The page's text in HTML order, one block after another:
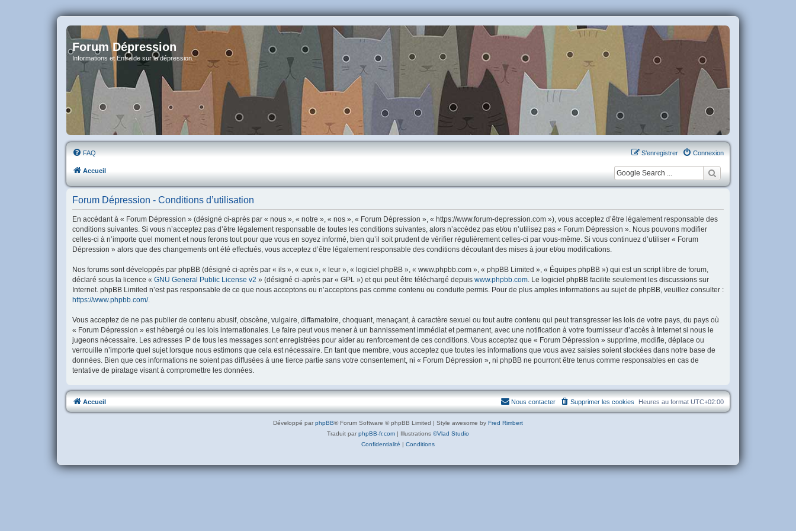
Forum Dépression
Informations et Entraide sur la dépression.
FAQ Connexion
S’enregistrer
Accueil
Forum Dépression - Conditions d’utilisation
En accédant à « Forum Dépression » (désigné ci-après par « nous », « notre », « nos », « Forum Dépression », « https://www.forum-depression.com »), vous acceptez d’être légalement responsable des
conditions suivantes. Si vous n’acceptez pas d’être légalement responsable de toutes les conditions suivantes, alors n’accédez pas et/ou n’utilisez pas « Forum Dépression ». Nous pouvons modifier
celles-ci à n’importe quel moment et nous ferons tout pour que vous en soyez informé, bien qu’il soit prudent de vérifier régulièrement celles-ci par vous-même. Si vous continuez d’utiliser « Forum
Dépression » alors que des changements ont été effectués, vous acceptez d’être légalement responsable des conditions découlant des mises à jour et/ou modifications.
Nos forums sont développés par phpBB (désigné ci-après par « ils », « eux », « leur », « logiciel phpBB », « www.phpbb.com », « phpBB Limited », « Équipes phpBB ») qui est un script libre de forum,
déclaré sous la licence « GNU General Public License v2 » (désigné ci-après par « GPL ») et qui peut être téléchargé depuis www.phpbb.com. Le logiciel phpBB facilite seulement les discussions sur
Internet. phpBB Limited n’est pas responsable de ce que nous acceptons ou n’acceptons pas comme contenu ou conduite permis. Pour de plus amples informations au sujet de phpBB, veuillez consulter :
https://www.phpbb.com/.
Vous acceptez de ne pas publier de contenu abusif, obscène, vulgaire, diffamatoire, choquant, menaçant, à caractère sexuel ou tout autre contenu qui peut transgresser les lois de votre pays, du pays où
« Forum Dépression » est hébergé ou les lois internationales. Le faire peut vous mener à un bannissement immédiat et permanent, avec une notification à votre fournisseur d’accès à Internet si nous le
jugeons nécessaire. Les adresses IP de tous les messages sont enregistrées pour aider au renforcement de ces conditions. Vous acceptez que « Forum Dépression » supprime, modifie, déplace ou
verrouille n’importe quel sujet lorsque nous estimons que cela est nécessaire. En tant que membre, vous acceptez que toutes les informations que vous avez saisies soient stockées dans notre base de
données. Bien que ces informations ne soient pas diffusées à une tierce partie sans votre consentement, ni « Forum Dépression », ni phpBB ne pourront être tenus comme responsables en cas de
tentative de piratage visant à compromettre les données.
Accueil Heures au format UTC+02:00
Supprimer les cookies
Nous contacter
Développé par phpBB® Forum Software © phpBB Limited | Style awesome by Fred Rimbert
Traduit par phpBB-fr.com | Illustrations ©Vlad Studio
Confidentialité | Conditions